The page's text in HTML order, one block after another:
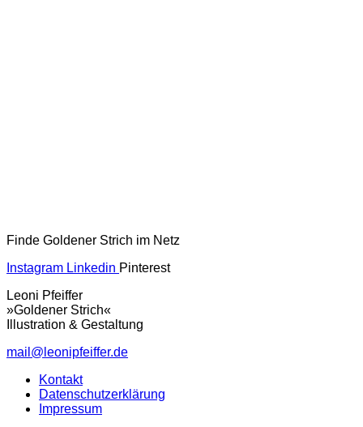
Finde Goldener Strich im Netz
Instagram Linkedin Pinterest
Leoni Pfeiffer
»Goldener Strich«
Illustration & Gestaltung
mail@leonipfeiffer.de
Kontakt
Datenschutzerklärung
Impressum